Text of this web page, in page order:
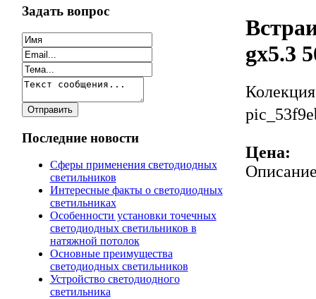
Задать вопрос
Последние новости
Сферы применения светодиодных
светильников
Интересные факты о светодиодных
светильниках
Особенности установки точечных
светодиодных светильников в
натяжной потолок
Основные преимущества
светодиодных светильников
Устройство светодиодного
светильника
gx5.3
Цена: